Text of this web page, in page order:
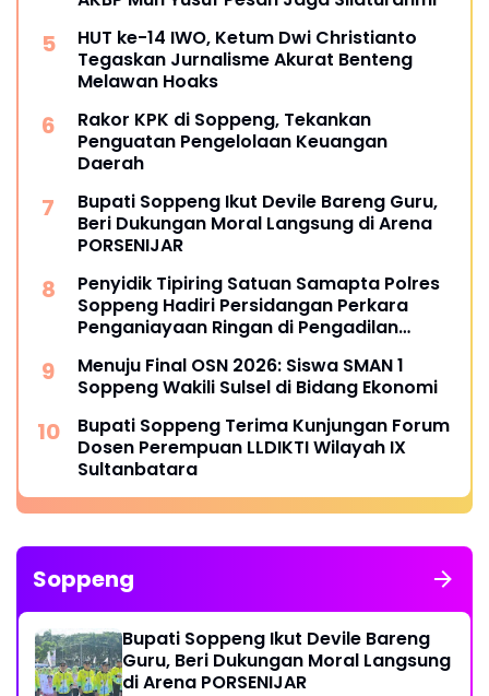
HUT ke-14 IWO, Ketum Dwi Christianto
Tegaskan Jurnalisme Akurat Benteng
Melawan Hoaks
Rakor KPK di Soppeng, Tekankan
Penguatan Pengelolaan Keuangan
Daerah
Bupati Soppeng Ikut Devile Bareng Guru,
Beri Dukungan Moral Langsung di Arena
PORSENIJAR
Penyidik Tipiring Satuan Samapta Polres
Soppeng Hadiri Persidangan Perkara
Penganiayaan Ringan di Pengadilan
Menuju Final OSN 2026: Siswa SMAN 1
Soppeng Wakili Sulsel di Bidang Ekonomi
Bupati Soppeng Terima Kunjungan Forum
Dosen Perempuan LLDIKTI Wilayah IX
Sultanbatara
Soppeng
Bupati Soppeng Ikut Devile Bareng
Guru, Beri Dukungan Moral Langsung
di Arena PORSENIJAR